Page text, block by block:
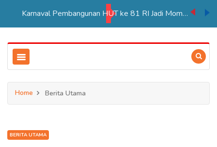
Karnaval Pembangunan HUT ke 81 RI Jadi Momentum Perkuat Persatuan di Merauke
Home Berita Utama
BERITA UTAMA